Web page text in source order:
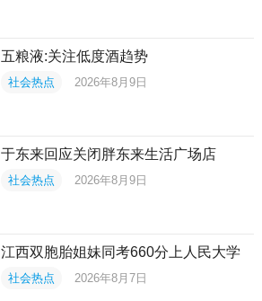
五粮液:关注低度酒趋势
社会热点 2026年8月9日
于东来回应关闭胖东来生活广场店
社会热点 2026年8月9日
江西双胞胎姐妹同考660分上人民大学
社会热点 2026年8月7日